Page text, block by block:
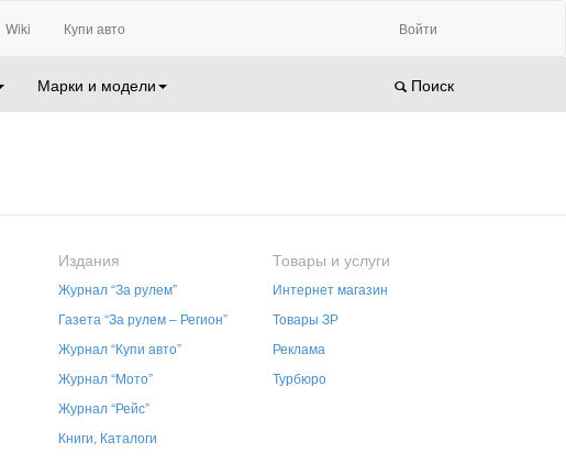
Wiki Купи авто Войти
Марки и модели Поиск
Издания
Журнал “За рулем”
Газета “За рулем – Регион”
Журнал “Купи авто”
Журнал “Мото”
Журнал “Рейс”
Книги, Каталоги
Товары и услуги
Интернет магазин
Товары ЗР
Реклама
Турбюро